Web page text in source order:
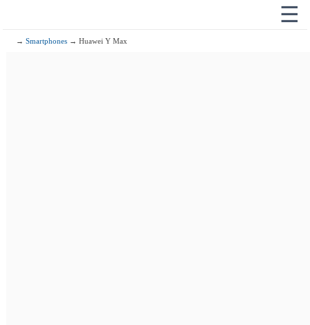
☰
→Smartphones → Huawei Y Max